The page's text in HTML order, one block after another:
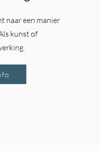
naar een manier
kunst of